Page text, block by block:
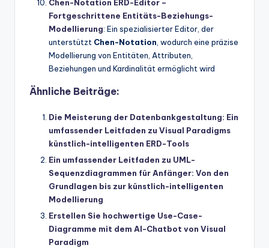
Chen-Notation ERD-Editor –
Fortgeschrittene Entitäts-Beziehungs-
Modellierung: Ein spezialisierter Editor, der
unterstützt Chen-Notation, wodurch eine präzise
Modellierung von Entitäten, Attributen,
Beziehungen und Kardinalität ermöglicht wird
Ähnliche Beiträge:
Die Meisterung der Datenbankgestaltung: Ein
umfassender Leitfaden zu Visual Paradigms
künstlich-intelligenten ERD-Tools
Ein umfassender Leitfaden zu UML-
Sequenzdiagrammen für Anfänger: Von den
Grundlagen bis zur künstlich-intelligenten
Modellierung
Erstellen Sie hochwertige Use-Case-
Diagramme mit dem AI-Chatbot von Visual
Paradigm